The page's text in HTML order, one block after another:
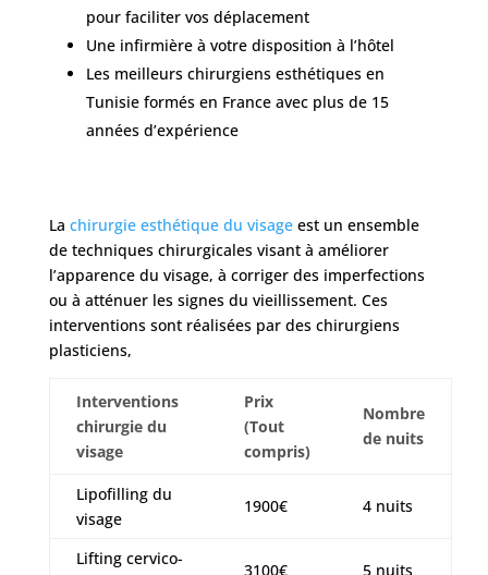
pour faciliter vos déplacement
Une infirmière à votre disposition à l’hôtel
Les meilleurs chirurgiens esthétiques en
Tunisie formés en France avec plus de 15
années d’expérience
La chirurgie esthétique du visageest un ensemble
de techniques chirurgicales visant à améliorer
l’apparence du visage, à corriger des imperfections
ou à atténuer les signes du vieillissement. Ces
interventions sont réalisées par des chirurgiens
plasticiens,
Interventions
chirurgie du
visage
Prix
(Tout
compris)
Nombre
de nuits
Lipofilling du
visage
1900€ 4 nuits
Lifting cervico-
3100€ 5 nuits